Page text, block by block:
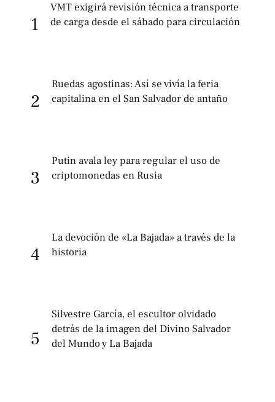
1
VMT exigirá revisión técnica a transporte
de carga desde el sábado para circulación
2
Ruedas agostinas: Así se vivía la feria
capitalina en el San Salvador de antaño
3
Putin avala ley para regular el uso de
criptomonedas en Rusia
4
La devoción de «La Bajada» a través de la
historia
5
Silvestre García, el escultor olvidado
detrás de la imagen del Divino Salvador
del Mundo y La Bajada